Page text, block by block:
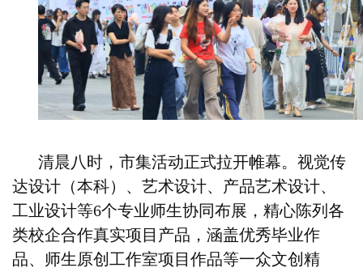
清晨八时，市集活动正式拉开帷幕。视觉传
达设计（本科）、艺术设计、产品艺术设计、
工业设计等6个专业师生协同布展，精心陈列各
类校企合作真实项目产品，涵盖优秀毕业作
品、师生原创工作室项目作品等一众文创精